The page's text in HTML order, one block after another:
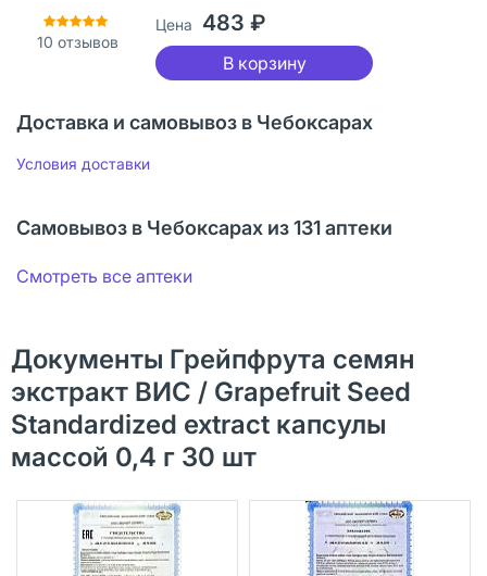
10 отзывов
Цена 483 ₽
В корзину
Доставка и самовывоз в Чебоксарах
Условия доставки
Самовывоз в Чебоксарах из 131 аптеки
Смотреть все аптеки
Документы Грейпфрута семян
экстракт ВИС / Grapefruit Seed
Standardized extract капсулы
массой 0,4 г 30 шт